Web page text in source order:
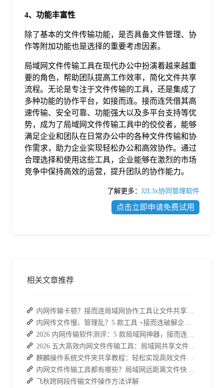
4、功能丰富性
除了基本的文件传输功能，是否具备文件管理、协
作等附加功能也是选择的重要考虑因素。
局域网文件传输工具在现代办公中扮演着越来越重
要的角色，帮助团队提高工作效率，简化文件共享
流程。无论是专注于文件传输的工具，还是集成了
多种功能的协作平台，如接而连。接而连凭借其高
速传输、安全可靠、功能强大以及多平台支持等优
势，成为了局域网文件传输工具中的佼佼者，能够
满足企业和团队在日常办公中的各种文件传输和协
作需求，助力企业实现轻松办公和高效协作。通过
合理选择和使用这些工具，企业能够在激烈的市场
竞争中保持高效的运营，提升团队的协作能力。
了解更多： J2L3x协同管理软件
点击立即申请免费试用
相关文章推荐
内网传输卡顿？接而连局域网协作工具让文件共享效率升级
内网传文件慢、管理乱？5 款工具 +接而连破解企业办公传输困局
2026 内网传输软件测评：5 款局域网神器，接而连凭实力 C 位出道
2026 五大高效内网文件传输工具：局域网共享文件的最佳解决方案
麒麟操作系统文件夹共享教程：轻松实现高效文件共享
内网文件传输工具都有哪些？局域网远距离文件快速传输神器
飞秋跨网段传输文件操作方法详解